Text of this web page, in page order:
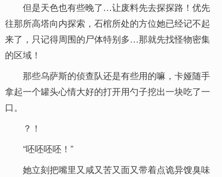
但是天色也有些晚了…让废料先去探探路！优先
往那所高塔向内探索，石棺所处的方位她已经记不起
来了，只记得周围的尸体特别多…那就先找怪物密集
的区域！
那些乌萨斯的侦查队还是有些用的嘛，卡娅随手
拿起一个罐头心情大好的打开用勺子挖出一块吃了一
口。
？！
“呸呸呸呸！”
她立刻把嘴里又咸又苦又面又带着点诡异馊臭味